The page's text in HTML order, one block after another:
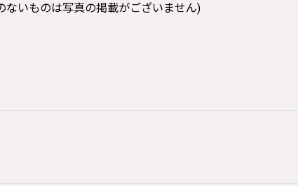
ないものは写真の掲載がございません)